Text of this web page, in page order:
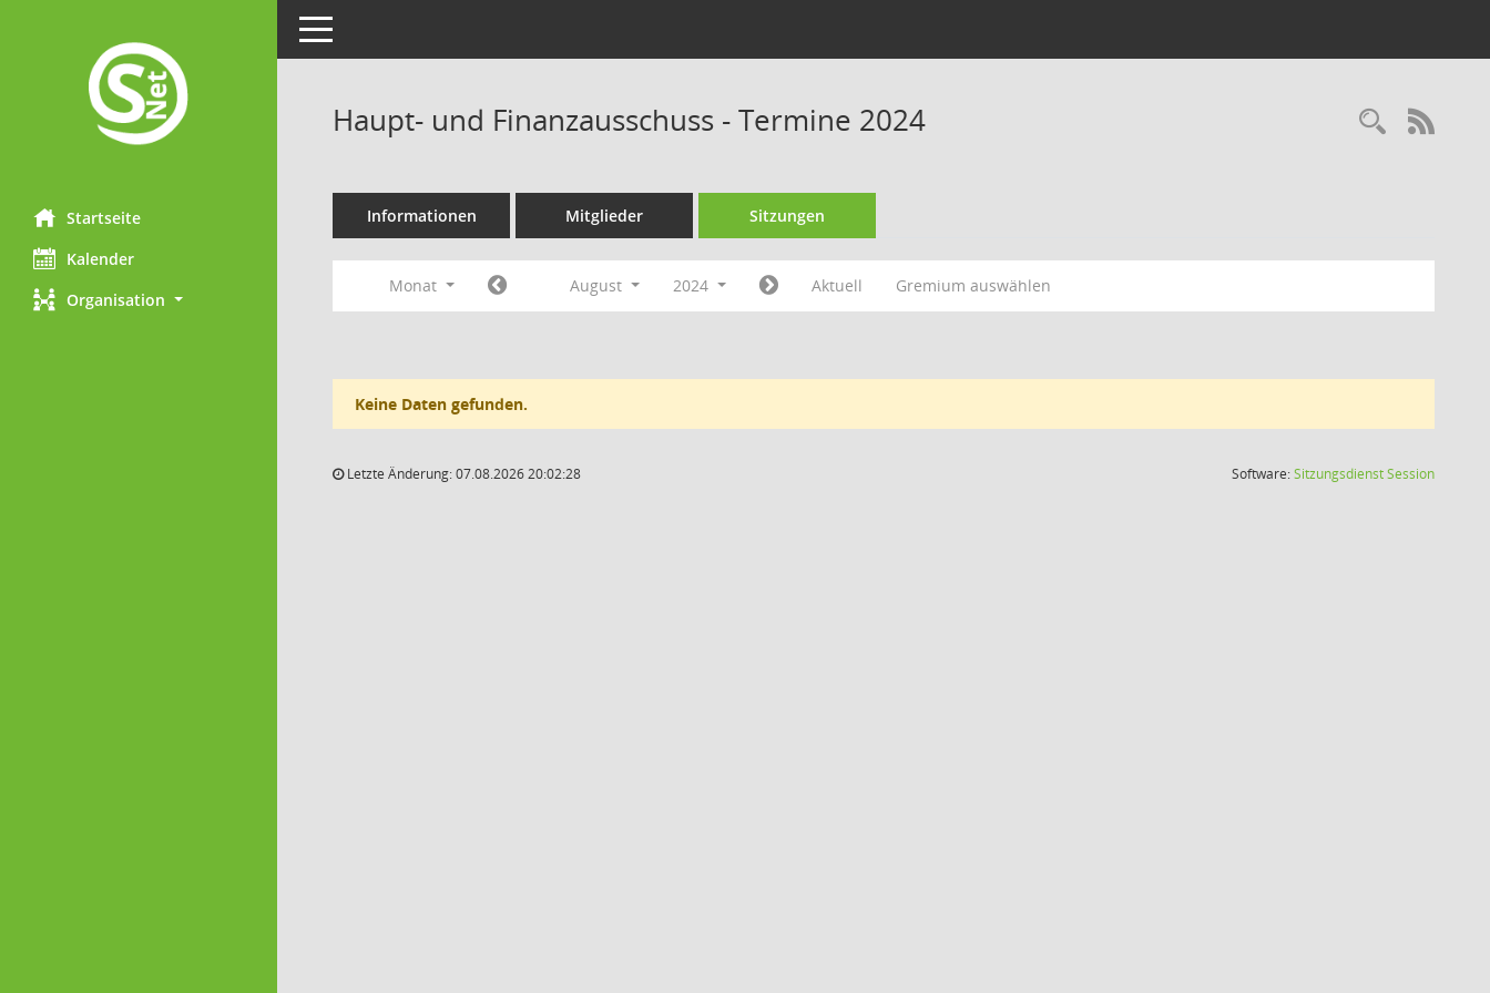
Startseite
Kalender
Organisation
Toggle navigation
Haupt- und Finanzausschuss - Termine 2024
Informationen Mitglieder Sitzungen
Monat August 2024 Aktuell Gremium auswählen
Keine Daten gefunden.
Letzte Änderung: 07.08.2026 20:02:28 Software:SitzungsdienstSession(Wird in